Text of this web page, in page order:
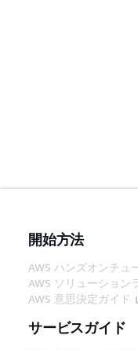
開始方法
AWS ハンズオンチュ
AWS ソリューション
AWS 意思決定ガイド
サービスガイド